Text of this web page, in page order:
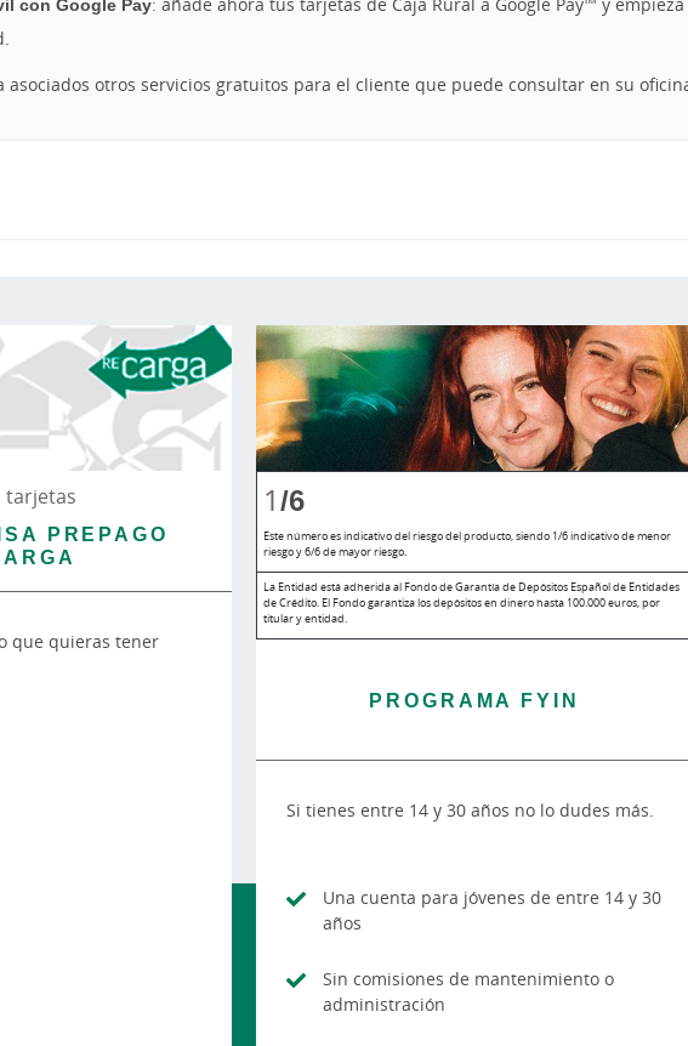
asociados otros servicios gratuitos para el cliente que puede consultar en su
tarjetas
PREPAGO
que quieras tener
1/6
Este número es indicativo del riesgo del producto, siendo 1/6 indicativo de menor
riesgo y 6/6 de mayor riesgo.
La Entidad está adherida al Fondo de Garantía de Depósitos Español de Entidades
de Crédito. El Fondo garantiza los depósitos en dinero hasta 100.000 euros, por
titular y entidad.
PROGRAMA FYIN
Si tienes entre 14 y 30 años no lo dudes más.
Una cuenta para jóvenes de entre 14 y 30
años
Sin comisiones de mantenimiento o
administración